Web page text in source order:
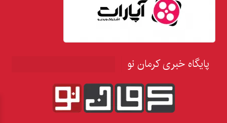
پایگاه خبری کرمان نو